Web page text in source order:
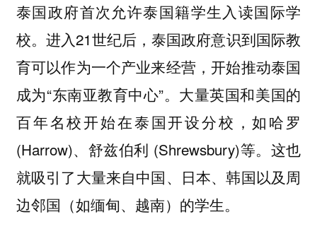
泰国政府首次允许泰国籍学生入读国际学
校。进入21世纪后，泰国政府意识到国际教
育可以作为一个产业来经营，开始推动泰国
成为“东南亚教育中心”。大量英国和美国的
百年名校开始在泰国开设分校，如哈罗
(Harrow)、舒兹伯利 (Shrewsbury)等。这也
就吸引了大量来自中国、日本、韩国以及周
边邻国（如缅甸、越南）的学生。